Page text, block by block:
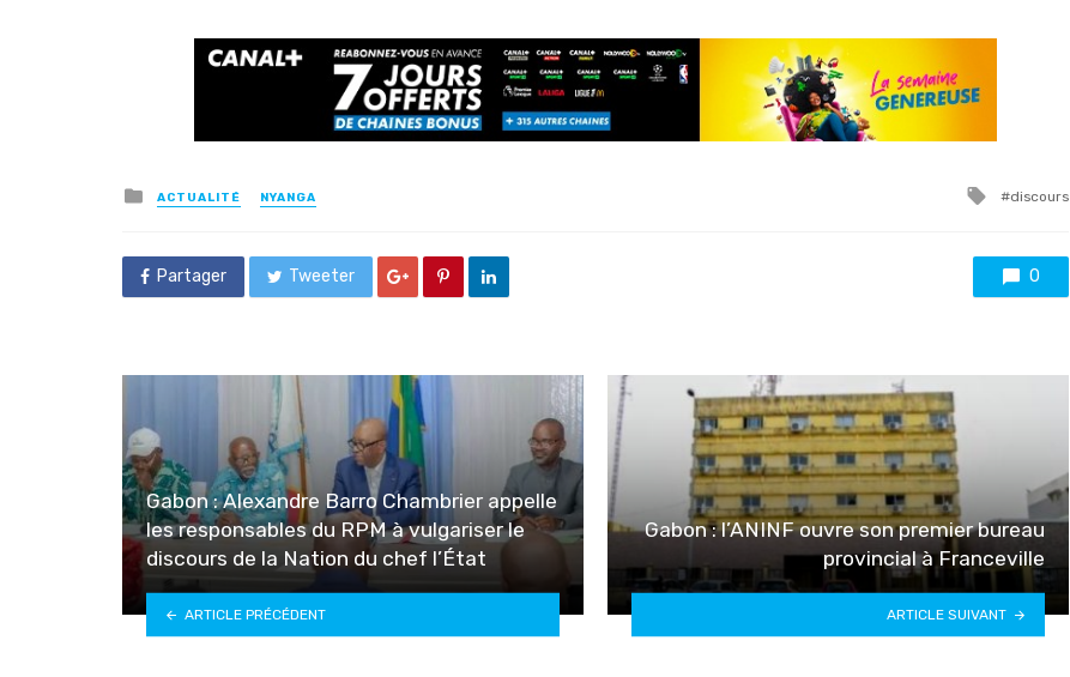
Posted
in
ACTUALITÉ NYANGA
Tagged
discours
Partager Tweeter 0
Gabon : Alexandre Barro Chambrier appelle
les responsables du RPM à vulgariser le
discours de la Nation du chef l’État
ARTICLE PRÉCÉDENT
Gabon : l’ANINF ouvre son premier bureau
provincial à Franceville
ARTICLE SUIVANT